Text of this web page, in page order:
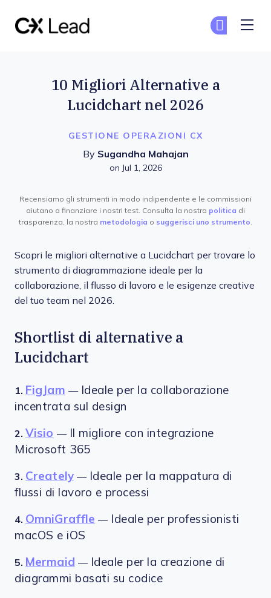
GESTIONE OPERAZIONI CX
10 Migliori Alternative a
Lucidchart nel 2026
By Sugandha Mahajan
on Jul 1, 2026
Recensiamo gli strumenti in modo indipendente e le commissioni
aiutano a finanziare i nostri test. Consulta la nostra politica di
trasparenza, la nostra metodologia o suggerisci uno strumento.
Scopri le migliori alternative a Lucidchart per trovare lo
strumento di diagrammazione ideale per la
collaborazione, il flusso di lavoro e le esigenze creative
del tuo team nel 2026.
Shortlist di alternative a
Lucidchart
1. FigJam — Ideale per la collaborazione
incentrata sul design
2. Visio —
Il migliore con integrazione
Microsoft 365
3. Creately — Ideale per la mappatura di
flussi di lavoro e processi
4. OmniGraffle —
Ideale per professionisti
macOS e iOS
5. Mermaid — Ideale per la creazione di
diagrammi basati su codice